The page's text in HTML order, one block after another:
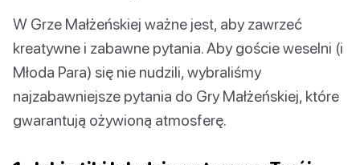
W Grze Małżeńskiej ważne jest, aby zawrzeć
kreatywne i zabawne pytania. Aby goście weselni (i
Młoda Para) się nie nudzili, wybraliśmy
najzabawniejsze pytania do Gry Małżeńskiej, które
gwarantują ożywioną atmosferę.